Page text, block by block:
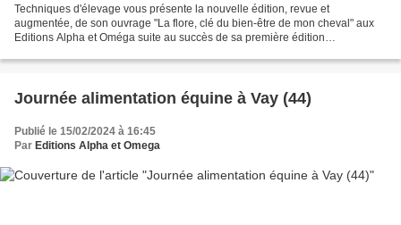
Techniques d'élevage vous présente la nouvelle édition, revue et
augmentée, de son ouvrage "La flore, clé du bien-être de mon cheval" aux
Editions Alpha et Oméga suite au succès de sa première édition
Journée alimentation équine à Vay (44)
Publié le 15/02/2024 à 16:45
Par Editions Alpha et Omega